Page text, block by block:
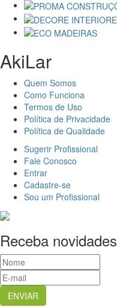
AkiLar
Quem Somos
Como Funciona
Termos de Uso
Política de Privacidade
Política de Qualidade
Sugerir Profissional
Fale Conosco
Entrar
Cadastre-se
Sou um Profissional
Receba novidades